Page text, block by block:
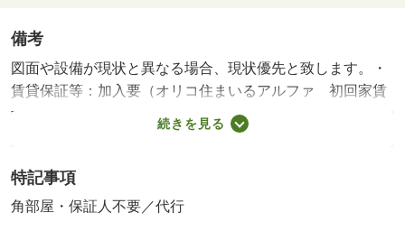
備考
図面や設備が現状と異なる場合、現状優先と致します。・
賃貸保証等：加入要（オリコ住まいるアルファ 初回家賃
総額５０％、毎月月額総額費用の１％）・鍵交換代：あり
１１，０００円～・★都市ガス賃貸物件★ 共用玄関にオ
初期費用の交渉は、賃貸住宅センターまで！！ お問い合
わせやご相談はお気軽に☆・駐輪場：有・仲介手数料：
続きを見る
特記事項
角部屋・保証人不要／代行